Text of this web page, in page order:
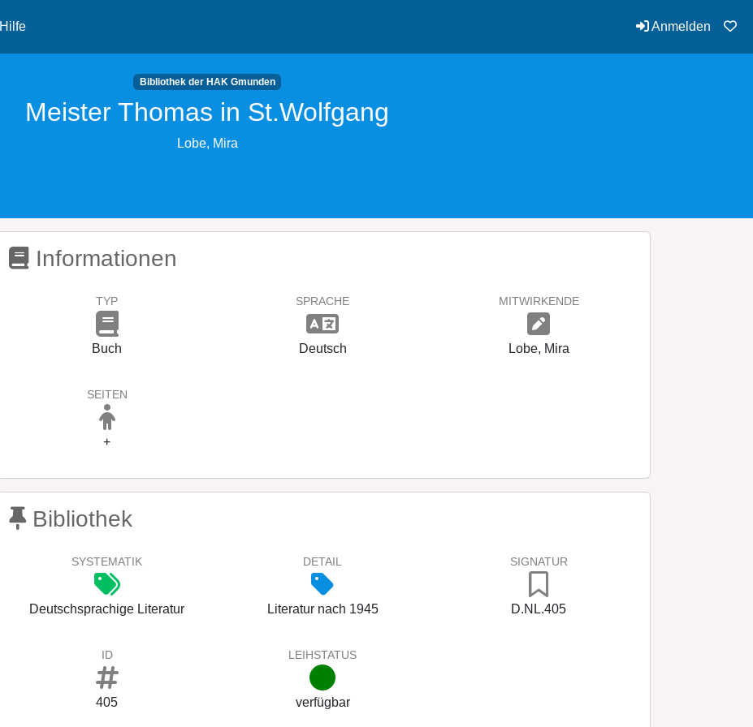
Hilfe Anmelden
Bibliothek der HAK Gmunden
Meister Thomas in St.Wolfgang
Lobe, Mira
Informationen
TYP
Buch
SPRACHE
Deutsch
MITWIRKENDE
Lobe, Mira
SEITEN
+
Bibliothek
SYSTEMATIK
Deutschsprachige Literatur
DETAIL
Literatur nach 1945
SIGNATUR
D.NL.405
ID
405
LEIHSTATUS
verfügbar